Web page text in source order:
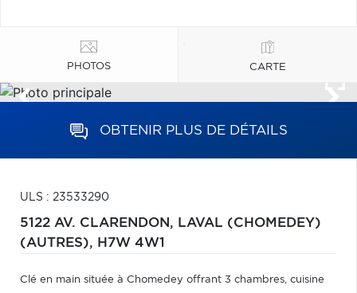
PHOTOS CARTE
OBTENIR PLUS DE DÉTAILS
ULS : 23533290
5122 AV. CLARENDON, LAVAL (CHOMEDEY)
(AUTRES), H7W 4W1
Clé en main située à Chomedey offrant 3 chambres, cuisine